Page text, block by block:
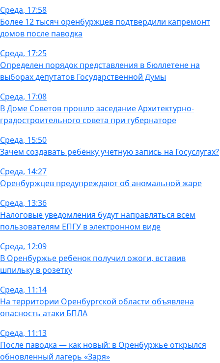
Среда, 17:58
Более 12 тысяч оренбуржцев подтвердили капремонт
домов после паводка
Среда, 17:25
Определен порядок представления в бюллетене на
выборах депутатов Государственной Думы
Среда, 17:08
В Доме Советов прошло заседание Архитектурно-
градостроительного совета при губернаторе
Среда, 15:50
Зачем создавать ребёнку учетную запись на Госуслугах?
Среда, 14:27
Оренбуржцев предупреждают об аномальной жаре
Среда, 13:36
Налоговые уведомления будут направляться всем
пользователям ЕПГУ в электронном виде
Среда, 12:09
В Оренбуржье ребенок получил ожоги, вставив
шпильку в розетку
Среда, 11:14
На территории Оренбургской области объявлена
опасность атаки БПЛА
Среда, 11:13
После паводка — как новый: в Оренбуржье открылся
обновленный лагерь «Заря»